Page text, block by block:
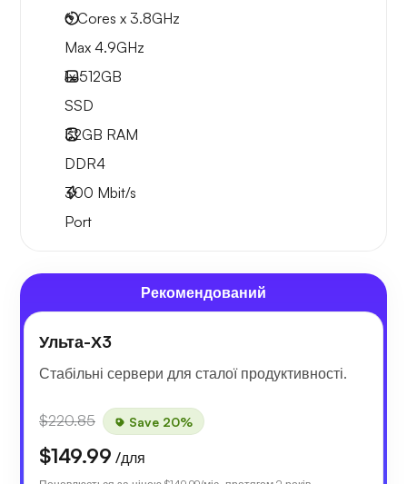
6 Cores x 3.8GHz
Max 4.9GHz
1x512GB
SSD
32GB RAM
DDR4
300 Mbit/s
Port
Рекомендований
Ульта-Х3
Стабільні сервери для сталої продуктивності.
$220.85 Save 20%
$149.99 /для